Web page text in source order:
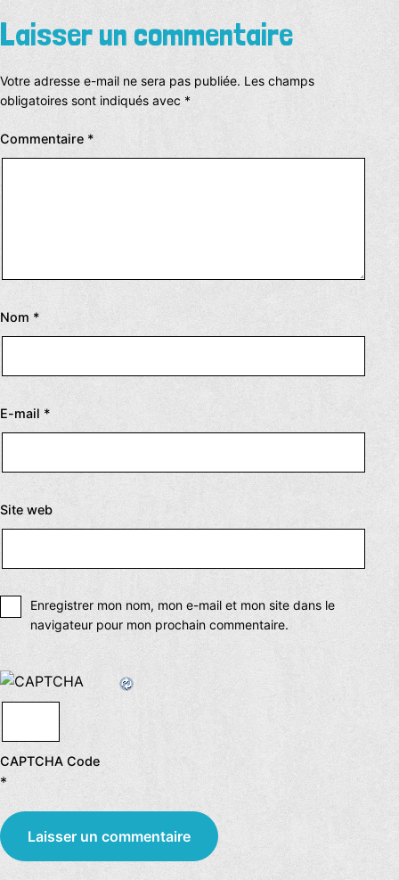
Laisser un commentaire
Votre adresse e-mail ne sera pas publiée. Les champs
obligatoires sont indiqués avec *
Commentaire *
Nom *
E-mail *
Site web
Enregistrer mon nom, mon e-mail et mon site dans le
navigateur pour mon prochain commentaire.
CAPTCHA Code
*